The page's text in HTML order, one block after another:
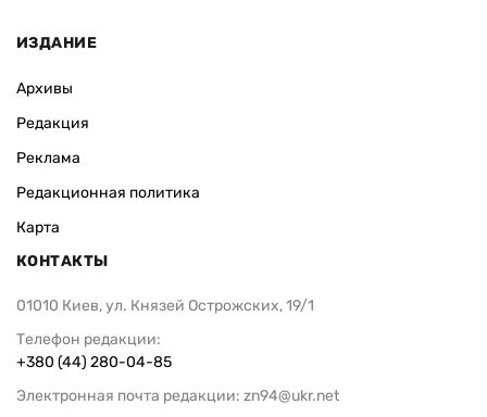
ИЗДАНИЕ
Архивы
Редакция
Реклама
Редакционная политика
Карта
КОНТАКТЫ
01010 Киев, ул. Князей Острожских, 19/1
Телефон редакции:
+380 (44) 280-04-85
Электронная почта редакции: zn94@ukr.net